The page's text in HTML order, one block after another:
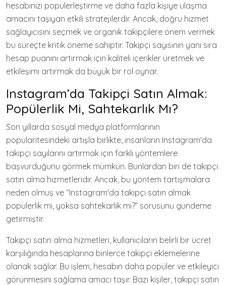
hesabınızı popülerleştirme ve daha fazla kişiye ulaşma
amacını taşıyan etkili stratejilerdir. Ancak, doğru hizmet
sağlayıcısını seçmek ve organik takipçilere önem vermek
bu süreçte kritik öneme sahiptir. Takipçi sayısının yanı sıra
hesap puanını artırmak için kaliteli içerikler üretmek ve
etkileşimi artırmak da büyük bir rol oynar.
Instagram’da Takipçi Satın Almak:
Popülerlik Mi, Sahtekarlık Mı?
Son yıllarda sosyal medya platformlarının
popülaritesindeki artışla birlikte, insanların Instagram'da
takipçi sayılarını artırmak için farklı yöntemlere
başvurduğunu görmek mümkün. Bunlardan biri de takipçi
satın alma hizmetleridir. Ancak, bu yöntem tartışmalara
neden olmuş ve “Instagram'da takipçi satın almak
popülerlik mi, yoksa sahtekarlık mı?” sorusunu gündeme
getirmiştir.
Takipçi satın alma hizmetleri, kullanıcıların belirli bir ücret
karşılığında hesaplarına binlerce takipçi eklemelerine
olanak sağlar. Bu işlem, hesabın daha popüler ve etkileyici
görünmesini sağlama amacı taşır. Bazı kişiler, takipçi satın